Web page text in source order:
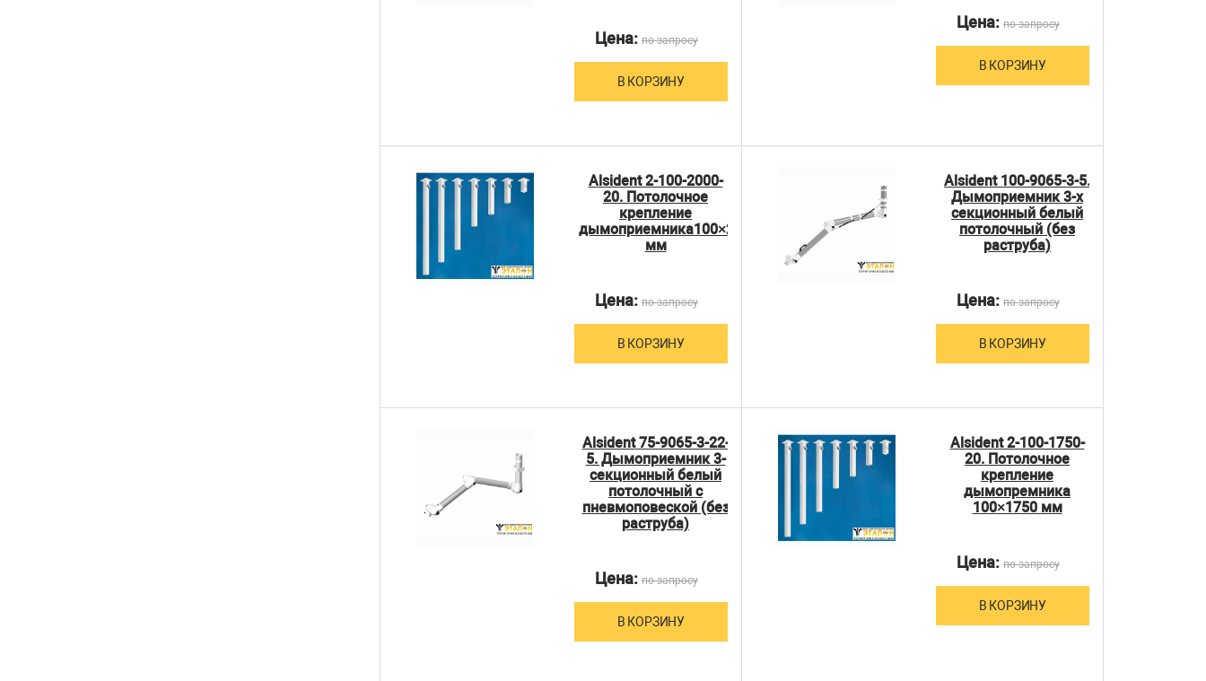
Цена: по запросу
В КОРЗИНУ
Цена: по запросу
В КОРЗИНУ
Alsident 2-100-2000-
20. Потолочное
крепление
дымоприемника100×2000
мм
Цена: по запросу
В КОРЗИНУ
Alsident 100-9065-3-5.
Дымоприемник 3-х
секционный белый
потолочный (без
раструба)
Цена: по запросу
В КОРЗИНУ
Alsident 75-9065-3-22-
5. Дымоприемник 3-
секционный белый
потолочный с
пневмоповеской (без
раструба)
Цена: по запросу
В КОРЗИНУ
Alsident 2-100-1750-
20. Потолочное
крепление
дымопремника
100×1750 мм
Цена: по запросу
В КОРЗИНУ